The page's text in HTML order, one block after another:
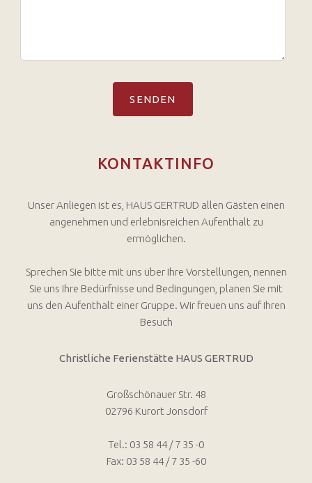
KONTAKTINFO
Unser Anliegen ist es, HAUS GERTRUD allen Gästen einen
angenehmen und erlebnisreichen Aufenthalt zu
ermöglichen.
Sprechen Sie bitte mit uns über Ihre Vorstellungen, nennen
Sie uns Ihre Bedürfnisse und Bedingungen, planen Sie mit
uns den Aufenthalt einer Gruppe. Wir freuen uns auf Ihren
Besuch
Christliche Ferienstätte HAUS GERTRUD
Großschönauer Str. 48
02796 Kurort Jonsdorf
Tel.: 03 58 44 / 7 35 -0
Fax: 03 58 44 / 7 35 -60